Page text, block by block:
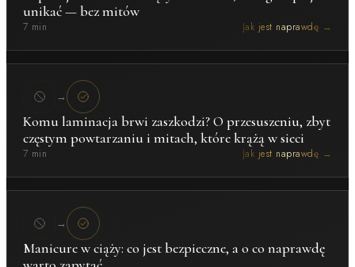
unikać — bez mitów
7 min Jak jest naprawdę →
→
Komu laminacja brwi zaszkodzi? O przesuszeniu, zbyt
częstym powtarzaniu i mitach, które krążą w sieci
7 min Jak jest naprawdę →
→
Manicure w ciąży: co jest bezpieczne, a o co naprawdę